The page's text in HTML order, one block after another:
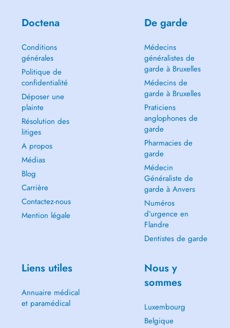
Doctena
Conditions
générales
Politique de
confidentialité
Déposer une
plainte
Résolution des
litiges
A propos
Médias
Blog
Carrière
Contactez-nous
Mention légale
De garde
Médecins
généralistes de
garde à Bruxelles
Médecins de
garde à Bruxelles
Praticiens
anglophones de
garde
Pharmacies de
garde
Médecin
Généraliste de
garde à Anvers
Numéros
d’urgence en
Flandre
Dentistes de garde
Liens utiles
Annuaire médical
et paramédical
Nous y
sommes
Luxembourg
Belgique